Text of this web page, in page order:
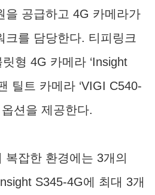
을 공급하고 4G 카메라가
크를 담당한다. 티피링크
형 4G 카메라 ‘Insight
틸트 카메라 ‘VIGI C540-
션을 제공한다.
복잡한 환경에는 3개의
S345-4G에 최대 3개